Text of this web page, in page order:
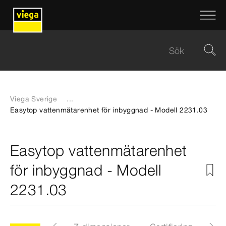
Viega Sverige
...
Easytop vattenmätarenhet för inbyggnad - Modell 2231.03
Easytop vattenmätarenhet
för inbyggnad - Modell
2231.03